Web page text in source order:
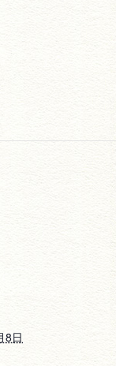
8日